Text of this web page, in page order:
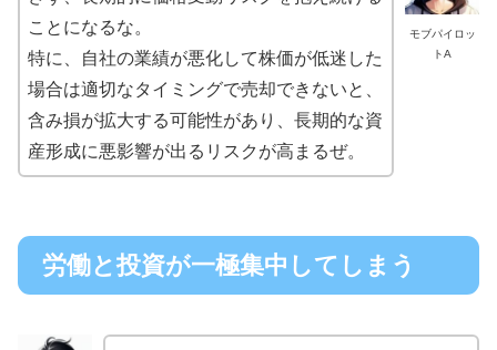
モブパイロッ
トA
ことになるな。
特に、自社の業績が悪化して株価が低迷した
場合は適切なタイミングで売却できないと、
含み損が拡大する可能性があり、長期的な資
産形成に悪影響が出るリスクが高まるぜ。
労働と投資が一極集中してしまう